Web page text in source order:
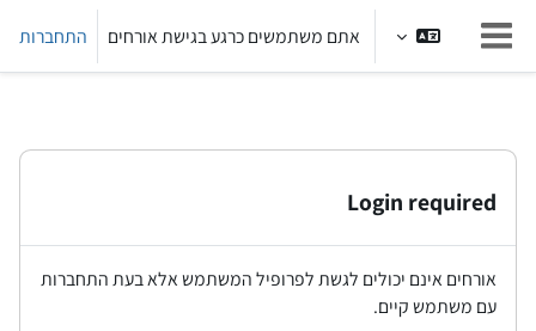
חלון סקירה צדדי
אתם משתמשים כרגע בגישת אורחים התחברות
Login required
אורחים אינם יכולים לגשת לפרופיל המשתמש אלא בעת התחברות
עם משתמש קיים.